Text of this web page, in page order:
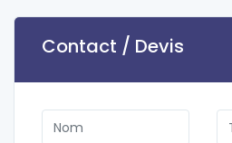
Contact / Devis